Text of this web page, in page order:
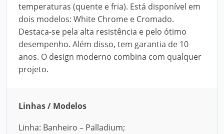
temperaturas (quente e fria). Está disponível em
dois modelos: White Chrome e Cromado.
Destaca-se pela alta resistência e pelo ótimo
desempenho. Além disso, tem garantia de 10
anos. O design moderno combina com qualquer
projeto.
Linhas / Modelos
Linha: Banheiro – Palladium;